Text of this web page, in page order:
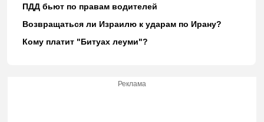
ПДД бьют по правам водителей
Возвращаться ли Израилю к ударам по Ирану?
Кому платит "Битуах леуми"?
Реклама